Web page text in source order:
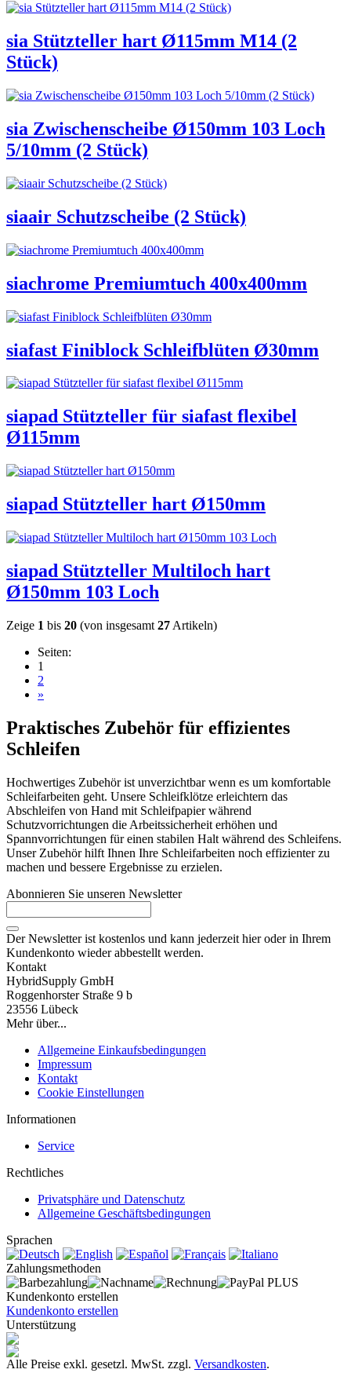
sia Stützteller hart Ø115mm M14 (2
Stück)
sia Zwischenscheibe Ø150mm 103 Loch
5/10mm (2 Stück)
siaair Schutzscheibe (2 Stück)
siachrome Premiumtuch 400x400mm
siafast Finiblock Schleifblüten Ø30mm
siapad Stützteller für siafast flexibel
Ø115mm
siapad Stützteller hart Ø150mm
siapad Stützteller Multiloch hart
Ø150mm 103 Loch
Zeige 1 bis 20 (von insgesamt 27 Artikeln)
Seiten:
1
2
»
Praktisches Zubehör für effizientes
Schleifen
Hochwertiges Zubehör ist unverzichtbar wenn es um komfortable
Schleifarbeiten geht. Unsere Schleifklötze erleichtern das
Abschleifen von Hand mit Schleifpapier während
Schutzvorrichtungen die Arbeitssicherheit erhöhen und
Spannvorrichtungen für einen stabilen Halt während des Schleifens.
Unser Zubehör hilft Ihnen Ihre Schleifarbeiten noch effizienter zu
machen und bessere Ergebnisse zu erzielen.
Abonnieren Sie unseren Newsletter
Der Newsletter ist kostenlos und kann jederzeit hier oder in Ihrem
Kundenkonto wieder abbestellt werden.
Kontakt
HybridSupply GmbH
Roggenhorster Straße 9 b
23556 Lübeck
Mehr über...
Allgemeine Einkaufsbedingungen
Impressum
Kontakt
Cookie Einstellungen
Informationen
Service
Rechtliches
Privatsphäre und Datenschutz
Allgemeine Geschäftsbedingungen
Sprachen
Zahlungsmethoden
Kundenkonto erstellen
Kundenkonto erstellen
Unterstützung
Alle Preise exkl. gesetzl. MwSt. zzgl. Versandkosten.